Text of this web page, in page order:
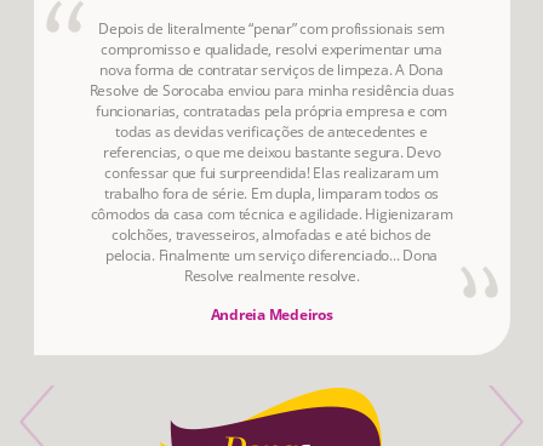
Depois de literalmente “penar” com profissionais sem
compromisso e qualidade, resolvi experimentar uma
nova forma de contratar serviços de limpeza. A Dona
Resolve de Sorocaba enviou para minha residência duas
funcionarias, contratadas pela própria empresa e com
todas as devidas verificações de antecedentes e
referencias, o que me deixou bastante segura. Devo
confessar que fui surpreendida! Elas realizaram um
trabalho fora de série. Em dupla, limparam todos os
cômodos da casa com técnica e agilidade. Higienizaram
colchões, travesseiros, almofadas e até bichos de
pelocia. Finalmente um serviço diferenciado... Dona
Resolve realmente resolve.
Andreia Medeiros